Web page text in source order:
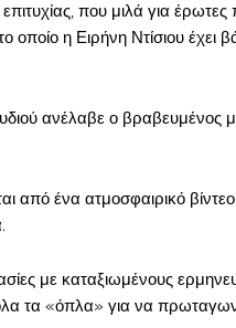
που μιλά για έρωτες
η Ειρήνη Ντίσιου έχει
ανέλαβε ο βραβευμένος
από ένα ατμοσφαιρικό
με καταξιωμένους
τα «όπλα» για να